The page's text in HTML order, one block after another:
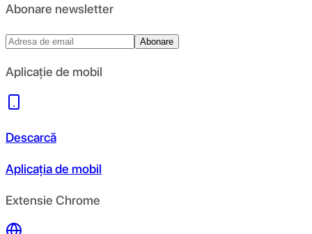
Abonare newsletter
Abonare
Aplicație de mobil
Descarcă
Aplicația de mobil
Extensie Chrome